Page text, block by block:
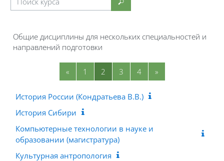
Поиск курса
Поиск курса
Общие дисциплины для нескольких специальностей и
направлений подготовки
«Предыдущая страница
1 Страница 1
2 Страница 2
3Страница 3
4Страница 4
»Следующая
История России (Кондратьева В.В.)
История Сибири
Компьютерные технологии в науке и
образовании (магистратура)
Культурная антропология